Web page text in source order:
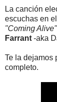
La canción
escuchas en
"Coming Alive"
Farrant -aka
Te la dejamos
completo.